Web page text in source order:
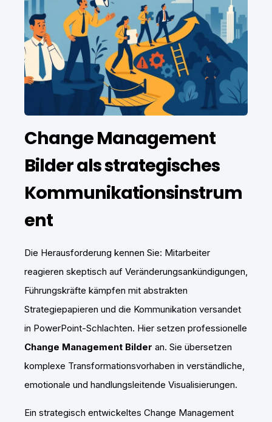
Change Management
Bilder als strategisches
Kommunikationsinstrum
ent
Die Herausforderung kennen Sie: Mitarbeiter
reagieren skeptisch auf Veränderungsankündigungen,
Führungskräfte kämpfen mit abstrakten
Strategiepapieren und die Kommunikation versandet
in PowerPoint-Schlachten. Hier setzen professionelle
Change Management Bilder an. Sie übersetzen
komplexe Transformationsvorhaben in verständliche,
emotionale und handlungsleitende Visualisierungen.
Ein strategisch entwickeltes Change Management